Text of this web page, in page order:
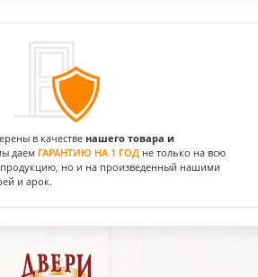
в качественашего товара и
даем ГАРАНТИЮ НА 1 ГОД не только на всю
но и на произведенный нашими
и арок.